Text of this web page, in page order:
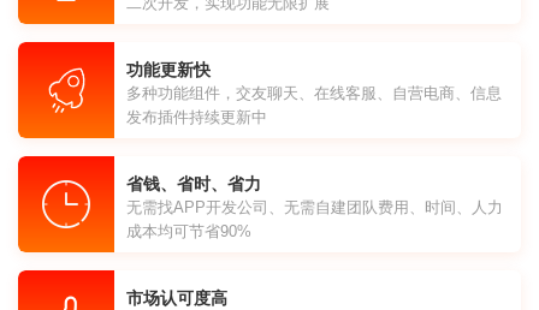
二次开发，实现功能无限扩展
功能更新快
多种功能组件，交友聊天、在线客服、自营电商、信息
发布插件持续更新中
省钱、省时、省力
无需找APP开发公司、无需自建团队费用、时间、人力
成本均可节省90%
市场认可度高